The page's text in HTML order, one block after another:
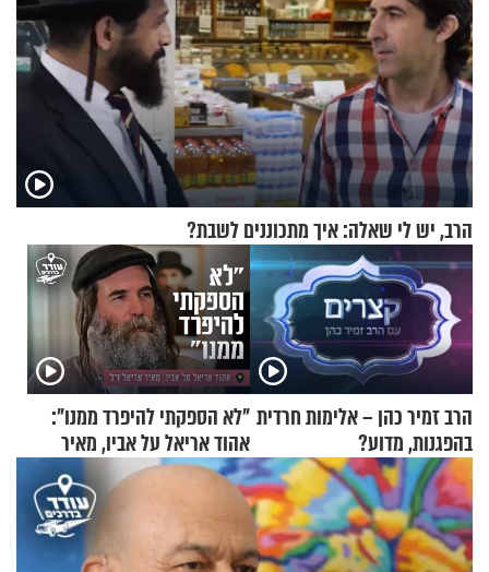
הרב, יש לי שאלה: איך מתכוננים לשבת?
הרב זמיר כהן – אלימות חרדית
בהפגנות, מדוע?
"לא הספקתי להיפרד ממנו":
אהוד אריאל על אביו, מאיר
אריאל ז"ל